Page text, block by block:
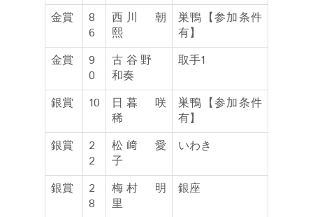
金賞
8
6
西川 朝
熙
巣鴨【参加条件
有】
金賞
9
0
古谷野
和奏
取手1
銀賞 10
日暮 咲
稀
巣鴨【参加条件
有】
銀賞
2
2
松﨑 愛
子
いわき
銀賞
2
8
梅村 明
里
銀座